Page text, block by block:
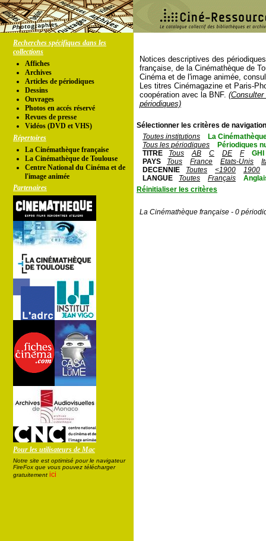
Recherches spécifiques dans les
collections
Affiches
Archives
Articles de périodiques
Dessins
Ouvrages
Photos en accés réservé
Revues de presse
Vidéos (DVD et VHS)
Répertoires
La Cinémathèque française
La Cinémathèque de Toulouse
Centre National du Cinéma et de
l'image animée
Partenaires
Pour les utilisateurs de Mac
Notre site est optimisé pour le navigateur
FireFox que vous pouvez télécharger
gratuitement ici
Notices descriptives des
française, de la Cinémathèque de
Cinéma et de l'image animée,
Les titres Cinémagazine et Paris-
coopération avec la BNF.
périodiques)
Sélectionner les critères de
Toutes institutions
La
Tous les périodiques
Périodiques
TITRE
Tous AB C DE F
GHI
PAYS
Tous France Etats-Unis
DECENNIE
Toutes <1900
1900
LANGUE
Toutes Français
Réinitialiser les critères
La Cinémathèque française - 0